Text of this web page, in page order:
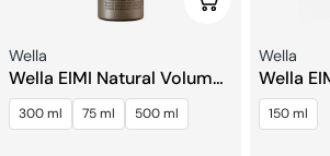
Fournisseur:
Wella
Wella EIMI Natural Volume
Mousse à Tenue Légère
300 ml 75 ml 500 ml
Wella
Wella
Spray
150 ml